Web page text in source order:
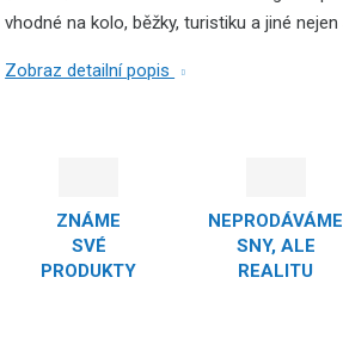
vhodné na kolo, běžky, turistiku a jiné
Zobraz detailní popis
ZNÁME
SVÉ
PRODUKTY
NEPRODÁVÁME
SNY, ALE
REALITU